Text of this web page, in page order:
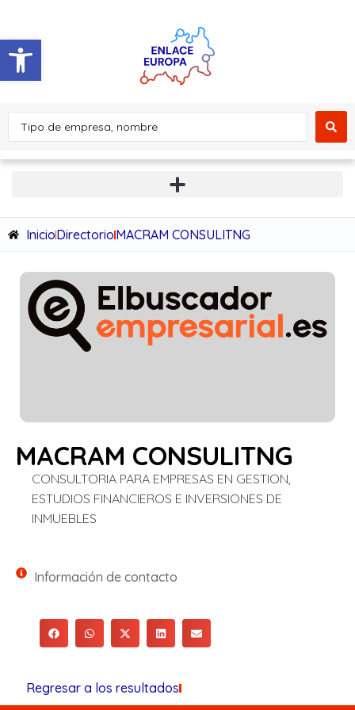
Abrir barra de herramientas
InicioDirectorioMACRAM CONSULITNG
MACRAM CONSULITNG
CONSULTORIA PARA EMPRESAS EN GESTION,
ESTUDIOS FINANCIEROS E INVERSIONES DE
INMUEBLES
Información de contacto
Regresar a los resultados